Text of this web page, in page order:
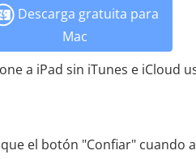
Descarga gratuita para
Mac
a iPad sin iTunes e iCloud
el botón "Confiar" cuando